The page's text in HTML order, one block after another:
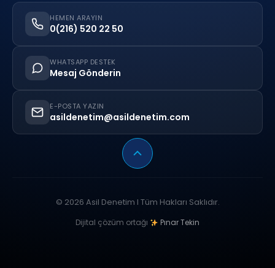
HEMEN ARAYIN
0(216) 520 22 50
WHATSAPP DESTEK
Mesaj Gönderin
E-POSTA YAZIN
asildenetim@asildenetim.com
© 2026 Asil Denetim I Tüm Hakları Saklıdır.
Dijital çözüm ortağı Pınar Tekin